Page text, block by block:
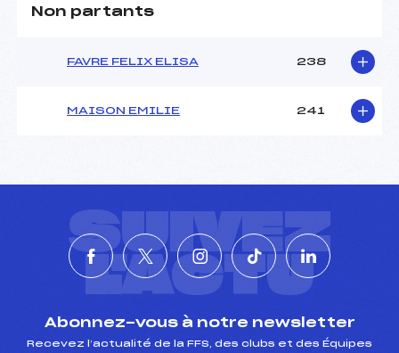
Non partants
FAVRE FELIX ELISA 238
MAISON EMILIE 241
SUIVEZ
L'ACTU
Abonnez-vous à notre newsletter
Recevez l’actualité de la FFS, des clubs et des Équipes